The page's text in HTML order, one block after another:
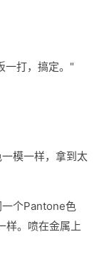
一打，搞定。"
模一样，拿到太
个Pantone色
样。喷在金属上